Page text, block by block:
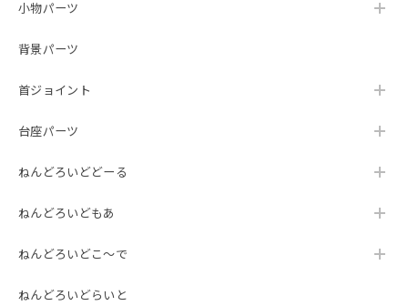
小物パーツ
背景パーツ
首ジョイント
台座パーツ
ねんどろいどどーる
ねんどろいどもあ
ねんどろいどこ～で
ねんどろいどらいと